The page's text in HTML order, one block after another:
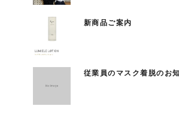
新商品ご案内
従業員のマスク着脱のお